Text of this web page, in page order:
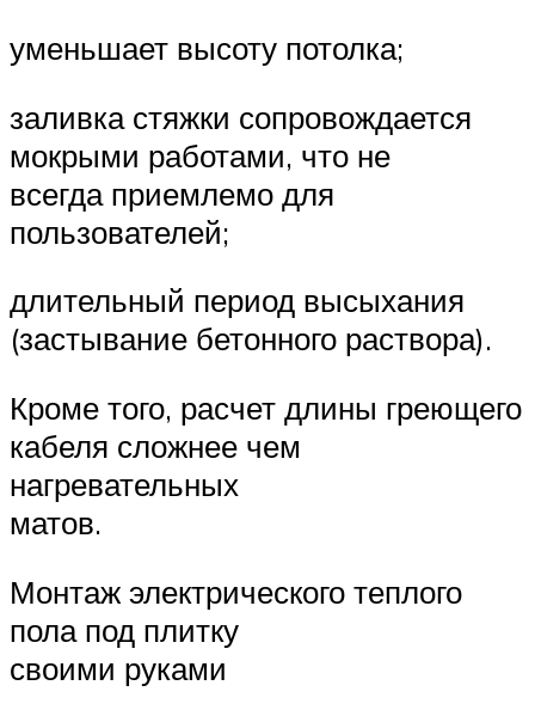
уменьшает высоту потолка;
заливка стяжки сопровождается
мокрыми работами, что не
всегда приемлемо для
пользователей;
длительный период высыхания
(застывание бетонного раствора).
Кроме того, расчет длины греющего
кабеля сложнее чем
нагревательных
матов.
Монтаж электрического теплого
пола под плитку
своими руками